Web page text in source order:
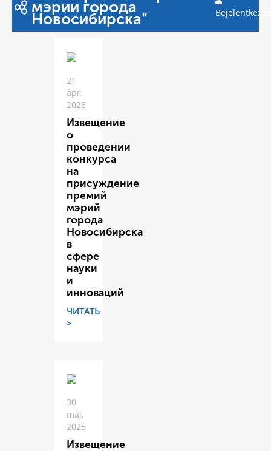
мэрии города
Новосибирска" Bejelentkezés
21
ápr.
2026
Извещение
о
проведении
конкурса
на
присуждение
премий
мэрий
города
Новосибирска
в
сфере
науки
и
инноваций
ЧИТАТЬ
>
30
máj.
2025
Извещение